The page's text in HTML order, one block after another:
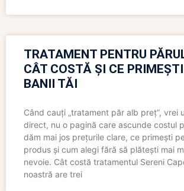
TRATAMENT PENTRU
CÂT COSTĂ ȘI CE
BANII TĂI
Când cauți „tratament păr alb preț”, vrei
direct, nu o pagină care ascunde costul
dăm mai jos prețurile clare, ce primești
produs și cum alegi fără să plătești mai
nevoie. Cât costă tratamentul Sereni
noastră are trei